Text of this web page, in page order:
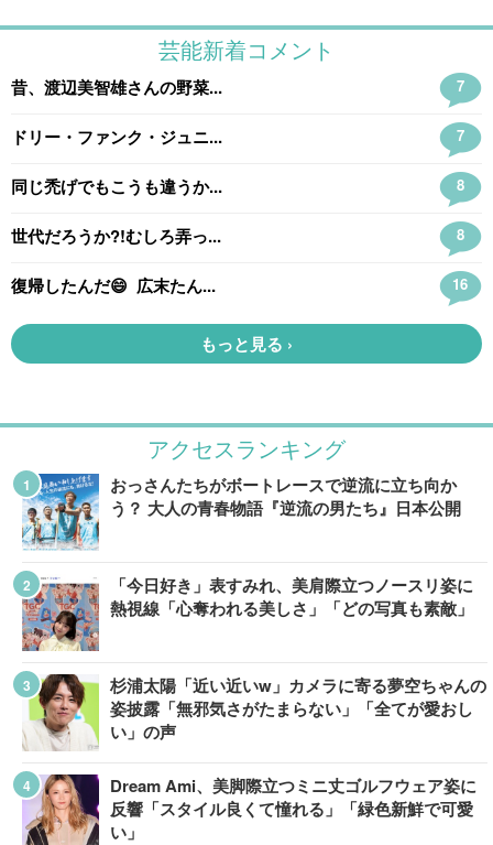
アクセスランキング
おっさんたちがボートレースで逆流に立ち向か
う？ 大人の青春物語『逆流の男たち』日本公開
「今日好き」表すみれ、美肩際立つノースリ姿に
熱視線「心奪われる美しさ」「どの写真も素敵」
杉浦太陽「近い近いw」カメラに寄る夢空ちゃんの
姿披露「無邪気さがたまらない」「全てが愛おし
い」の声
Dream Ami、美脚際立つミニ丈ゴルフウェア姿に
反響「スタイル良くて憧れる」「緑色新鮮で可愛
い」